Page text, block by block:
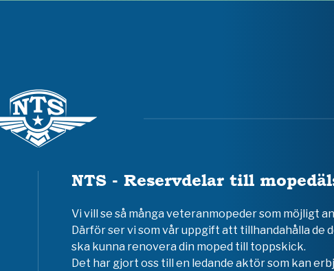
NTS - Reservdelar till
Vi vill se så många veteranmopeder som möjligt
Därför ser vi som vår uppgift att tillhandahålla de
ska kunna renovera din moped till toppskick.
Det har gjort oss till en ledande aktör som kan